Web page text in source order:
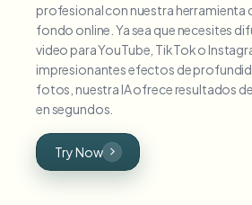
profesional con nuestra herramienta
fondo online. Ya sea que necesites
video para YouTube, TikTok o
impresionantes efectos de
fotos, nuestra IA ofrece resultados
en segundos.
Try Now